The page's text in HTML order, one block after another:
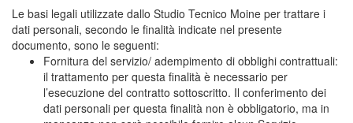
Le basi legali utilizzate dallo Studio Tecnico Moine per trattare i
dati personali, secondo le finalità indicate nel presente
documento, sono le seguenti:
Fornitura del servizio/ adempimento di obblighi contrattuali:
il trattamento per questa finalità è necessario per
l’esecuzione del contratto sottoscritto. Il conferimento dei
dati personali per questa finalità non è obbligatorio, ma in